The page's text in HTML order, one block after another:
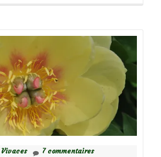
Insectes
:
Des
fourmis
sur
les
Vivaces 7 commentaires